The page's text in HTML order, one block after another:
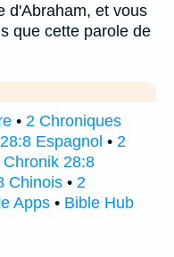
d'Abraham, et vous
que cette parole de
• 2 Chroniques
Espagnol • 2
Chronik 28:8
Chinois • 2
Apps • Bible Hub